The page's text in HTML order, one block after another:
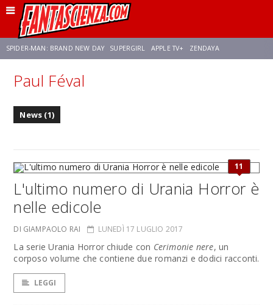
SPIDER-MAN: BRAND NEW DAY SUPERGIRL APPLE TV+ ZENDAYA
FRANCO RICCIARDIELLO
Paul Féval
News (1)
11
L'ultimo numero di Urania Horror è
nelle edicole
DI GIAMPAOLO RAI LUNEDÌ 17 LUGLIO 2017
La serie Urania Horror chiude con Cerimonie nere, un
corposo volume che contiene due romanzi e dodici racconti.
LEGGI